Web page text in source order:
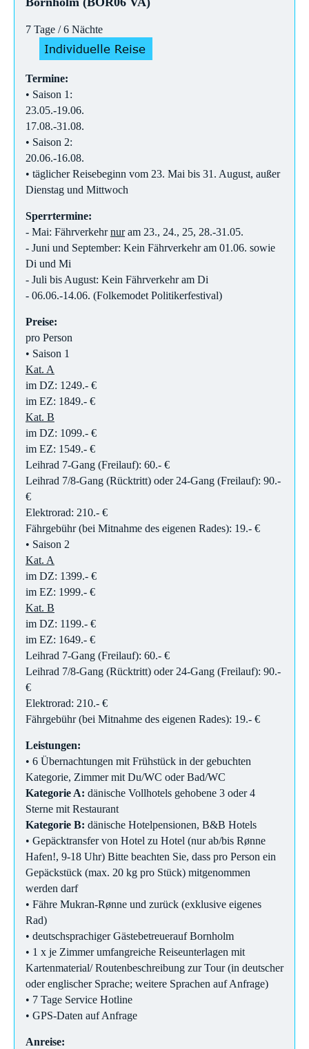
7 Tage / 6 Nächte
Termine:
• Saison 1:
23.05.-19.06.
17.08.-31.08.
• Saison 2:
20.06.-16.08.
• täglicher Reisebeginn vom 23. Mai bis 31. August, außer
Dienstag und Mittwoch
Sperrtermine:
- Mai: Fährverkehrnuram 23., 24., 25, 28.-31.05.
- Juni und September: Kein Fährverkehr am 01.06. sowie
Di und Mi
- Juli bis August: Kein Fährverkehr am Di
- 06.06.-14.06. (Folkemodet Politikerfestival)
Preise:
pro Person
• Saison 1
Kat. A
im DZ: 1249.- €
im EZ: 1849.- €
Kat. B
im DZ: 1099.- €
im EZ: 1549.- €
Leihrad 7-Gang (Freilauf): 60.- €
Leihrad 7/8-Gang (Rücktritt) oder 24-Gang (Freilauf): 90.-
€
Elektrorad: 210.- €
Fährgebühr (bei Mitnahme des eigenen Rades): 19.- €
• Saison 2
Kat. A
im DZ: 1399.- €
im EZ: 1999.- €
Kat. B
im DZ: 1199.- €
im EZ: 1649.- €
Leihrad 7-Gang (Freilauf): 60.- €
Leihrad 7/8-Gang (Rücktritt) oder 24-Gang (Freilauf): 90.-
€
Elektrorad: 210.- €
Fährgebühr (bei Mitnahme des eigenen Rades): 19.- €
Leistungen:
• 6 Übernachtungen mit Frühstück in der gebuchten
Kategorie, Zimmer mit Du/WC oder Bad/WC
Kategorie A: dänische Vollhotels gehobene 3 oder 4
Sterne mit Restaurant
Kategorie B: dänische Hotelpensionen, B&B Hotels
• Gepäcktransfer von Hotel zu Hotel (nur ab/bis Rønne
Hafen!, 9-18 Uhr) Bitte beachten Sie, dass pro Person ein
Gepäckstück (max. 20 kg pro Stück) mitgenommen
werden darf
• Fähre Mukran-Rønne und zurück (exklusive eigenes
Rad)
• deutschsprachiger Gästebetreuerauf Bornholm
• 1 x je Zimmer umfangreiche Reiseunterlagen mit
Kartenmaterial/ Routenbeschreibung zur Tour (in deutscher
oder englischer Sprache; weitere Sprachen auf Anfrage)
• 7 Tage Service Hotline
• GPS-Daten auf Anfrage
Anreise: